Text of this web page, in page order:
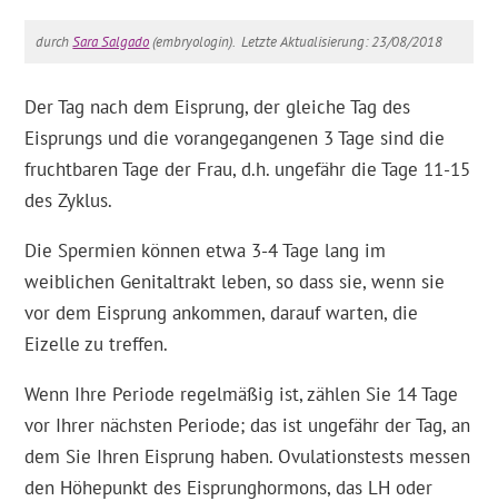
durchSara Salgado(embryologin). Letzte Aktualisierung: 23/08/2018
Der Tag nach dem Eisprung, der gleiche Tag des
Eisprungs und die vorangegangenen 3 Tage sind die
fruchtbaren Tage der Frau, d.h. ungefähr die Tage 11-15
des Zyklus.
Die Spermien können etwa 3-4 Tage lang im
weiblichen Genitaltrakt leben, so dass sie, wenn sie
vor dem Eisprung ankommen, darauf warten, die
Eizelle zu treffen.
Wenn Ihre Periode regelmäßig ist, zählen Sie 14 Tage
vor Ihrer nächsten Periode; das ist ungefähr der Tag, an
dem Sie Ihren Eisprung haben. Ovulationstests messen
den Höhepunkt des Eisprunghormons, das LH oder